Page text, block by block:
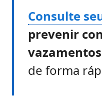
Consulte
prevenir
de forma